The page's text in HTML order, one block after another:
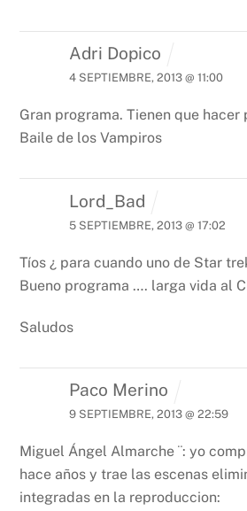
Adri Dopico
4 SEPTIEMBRE, 2013 @ 11:00
Gran programa. Tienen que hacer
Baile de los Vampiros
Lord_Bad
5 SEPTIEMBRE, 2013 @ 17:02
Tíos ¿ para cuando uno de Star
Bueno programa …. larga vida al
Saludos
Paco Merino
9 SEPTIEMBRE, 2013 @ 22:59
Miguel Ángel Almarche ¨: yo
hace años y trae las escenas
integradas en la reproduccion: